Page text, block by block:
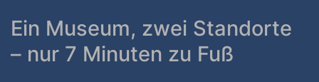
Ein Museum, zwei Standorte
– nur 7 Minuten zu Fuß